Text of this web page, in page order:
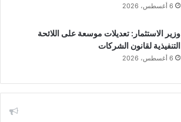
6 أغسطس، 2026
وزير الاستثمار: تعديلات موسعة على اللائحة
التنفيذية لقانون الشركات
6 أغسطس، 2026